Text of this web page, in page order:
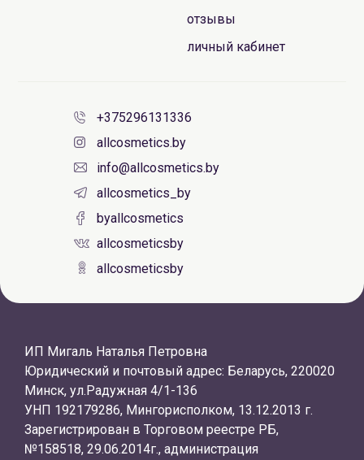
отзывы
личный кабинет
+375296131336
allcosmetics.by
info@allcosmetics.by
allcosmetics_by
byallcosmetics
allcosmeticsby
allcosmeticsby
ИП Мигаль Наталья Петровна
Юридический и почтовый адрес: Беларусь, 220020
Минск, ул.Радужная 4/1-136
УНП 192179286, Мингорисполком, 13.12.2013 г.
Зарегистрирован в Торговом реестре РБ,
№158518, 29.06.2014г., администрация